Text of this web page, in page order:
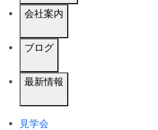
会社案内
ブログ
最新情報
見学会